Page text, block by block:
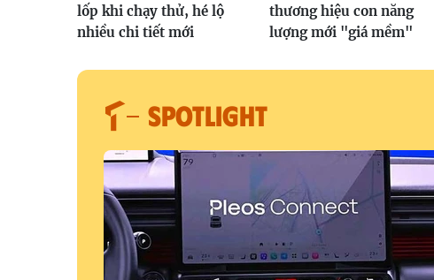
lốp khi chạy thử, hé lộ
nhiều chi tiết mới
thương hiệu con năng
lượng mới "giá mềm"
SPOTLIGHT